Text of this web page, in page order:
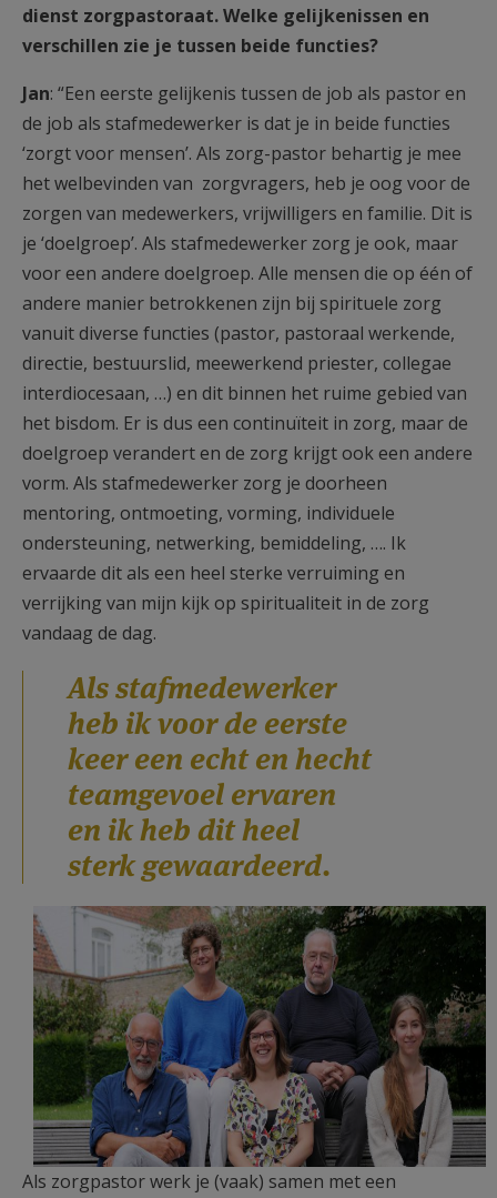
dienst zorgpastoraat. Welke gelijkenissen en
verschillen zie je tussen beide functies?
Jan: “Een eerste gelijkenis tussen de job als pastor en
de job als stafmedewerker is dat je in beide functies
‘zorgt voor mensen’. Als zorg-pastor behartig je mee
het welbevinden van zorgvragers, heb je oog voor de
zorgen van medewerkers, vrijwilligers en familie. Dit is
je ‘doelgroep’. Als stafmedewerker zorg je ook, maar
voor een andere doelgroep. Alle mensen die op één of
andere manier betrokkenen zijn bij spirituele zorg
vanuit diverse functies (pastor, pastoraal werkende,
directie, bestuurslid, meewerkend priester, collegae
interdiocesaan, …) en dit binnen het ruime gebied van
het bisdom. Er is dus een continuïteit in zorg, maar de
doelgroep verandert en de zorg krijgt ook een andere
vorm. Als stafmedewerker zorg je doorheen
mentoring, ontmoeting, vorming, individuele
ondersteuning, netwerking, bemiddeling, …. Ik
ervaarde dit als een heel sterke verruiming en
verrijking van mijn kijk op spiritualiteit in de zorg
vandaag de dag.
Als stafmedewerker
heb ik voor de eerste
keer een echt en hecht
teamgevoel ervaren
en ik heb dit heel
sterk gewaardeerd.
2021.08.11 Dienst zorgpastoraat ©
Michiel Van Mulders (7).JPG
Als zorgpastor werk je (vaak) samen met een